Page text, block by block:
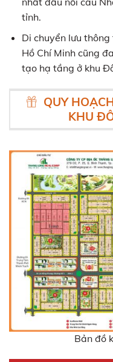
tỉnh.
Di chuyển lưu
Hồ Chí Minh cũng
tạo hạ tầng ở khu
QUY
KHU
Bản đồ